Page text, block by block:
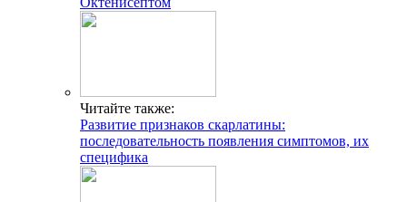
Читайте также:
Развитие признаков скарлатины:
последовательность появления симптомов, их
специфика